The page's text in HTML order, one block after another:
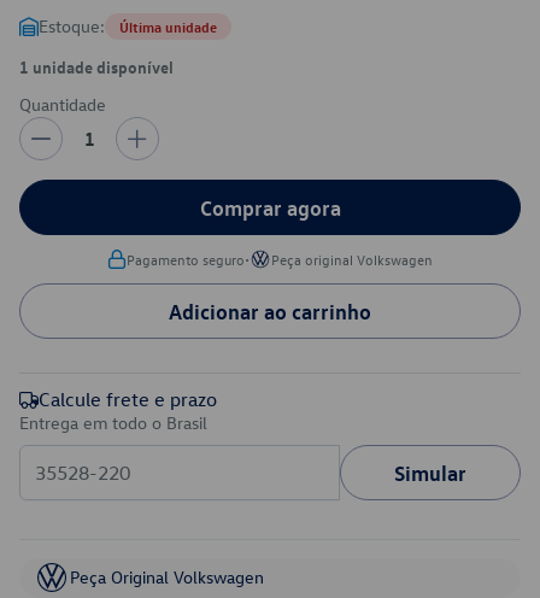
Estoque: Última unidade
1 unidade disponível
Quantidade
1
Comprar agora
Pagamento seguro• Peça original Volkswagen
Adicionar ao carrinho
Calcule frete e prazo
Entrega em todo o Brasil
Simular
Peça Original Volkswagen